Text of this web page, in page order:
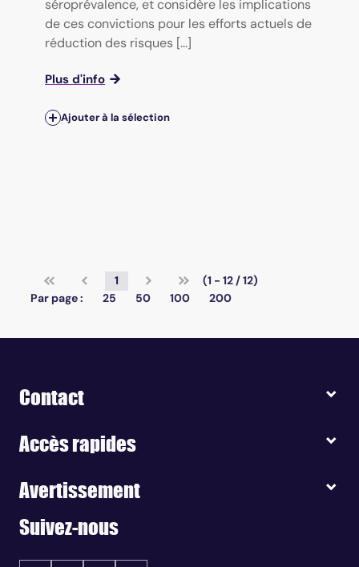
séroprévalence, et considère les implications
de ces convictions pour les efforts actuels de
réduction des risques [...]
Plus d'info
Ajouter à la sélection
1
(1 - 12 / 12)
Par page :
25 50 100 200
Contact
Accès rapides
Avertissement
Suivez-nous